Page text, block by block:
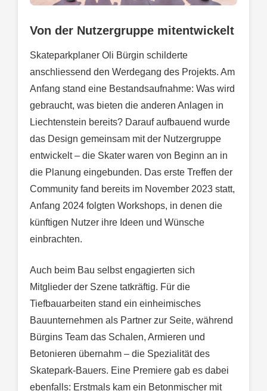
Von der Nutzergruppe mitentwickelt
Skateparkplaner Oli Bürgin schilderte
anschliessend den Werdegang des Projekts. Am
Anfang stand eine Bestandsaufnahme: Was wird
gebraucht, was bieten die anderen Anlagen in
Liechtenstein bereits? Darauf aufbauend wurde
das Design gemeinsam mit der Nutzergruppe
entwickelt – die Skater waren von Beginn an in
die Planung eingebunden. Das erste Treffen der
Community fand bereits im November 2023 statt,
Anfang 2024 folgten Workshops, in denen die
künftigen Nutzer ihre Ideen und Wünsche
einbrachten.
Auch beim Bau selbst engagierten sich
Mitglieder der Szene tatkräftig. Für die
Tiefbauarbeiten stand ein einheimisches
Bauunternehmen als Partner zur Seite, während
Bürgins Team das Schalen, Armieren und
Betonieren übernahm – die Spezialität des
Skatepark-Bauers. Eine Premiere gab es dabei
ebenfalls: Erstmals kam ein Betonmischer mit